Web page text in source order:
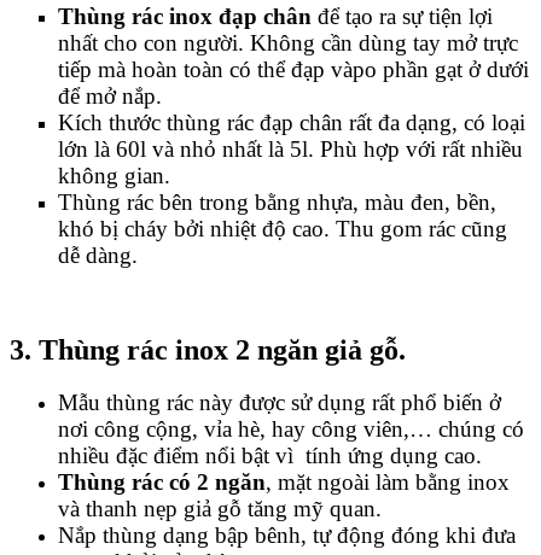
Thùng rác inox đạp chân để tạo ra sự tiện lợi
nhất cho con người. Không cần dùng tay mở trực
tiếp mà hoàn toàn có thể đạp vàpo phần gạt ở dưới
để mở nắp.
Kích thước thùng rác đạp chân rất đa dạng, có loại
lớn là 60l và nhỏ nhất là 5l. Phù hợp với rất nhiều
không gian.
Thùng rác bên trong bằng nhựa, màu đen, bền,
khó bị cháy bởi nhiệt độ cao. Thu gom rác cũng
dễ dàng.
3. Thùng rác inox 2 ngăn giả gỗ.
Mẫu thùng rác này được sử dụng rất phổ biến ở
nơi công cộng, vỉa hè, hay công viên,… chúng có
nhiều đặc điểm nổi bật vì tính ứng dụng cao.
Thùng rác có 2 ngăn, mặt ngoài làm bằng inox
và thanh nẹp giả gỗ tăng mỹ quan.
Nắp thùng dạng bập bênh, tự động đóng khi đưa